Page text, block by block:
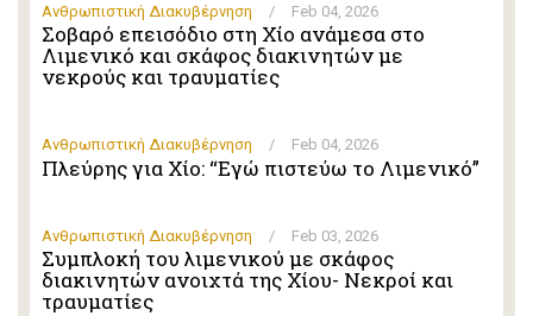
Ανθρωπιστική Διακυβέρνηση / Feb 04, 2026
Σοβαρό επεισόδιο στη Χίο ανάμεσα στο
Λιμενικό και σκάφος διακινητών με
νεκρούς και τραυματίες
Ανθρωπιστική Διακυβέρνηση / Feb 04, 2026
Πλεύρης για Χίο: “Εγώ πιστεύω το Λιμενικό”
Ανθρωπιστική Διακυβέρνηση / Feb 03, 2026
Συμπλοκή του λιμενικού με σκάφος
διακινητών ανοιχτά της Χίου- Νεκροί και
τραυματίες